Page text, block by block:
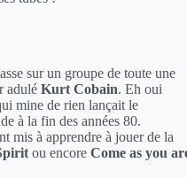
sur un groupe de toute une
adulé Kurt Cobain. Eh oui
mine de rien lançait le
à la fin des années 80.
mis à apprendre à jouer de la
ou encore Come as you